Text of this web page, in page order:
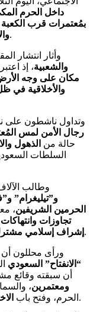
داخل الحرم
بمُعتمرات قرب
.
وأثار انتشار
والشعبية، إذ
مكان على وجه
والأخلاقية في
وتداول ناشطون على
رجال الأمن لمس
حالة من الذهول
السلطات
وطالب
و”تيليغرام”
الحرمين الشريفين،
تجاوزات وانتهاكات
إشراف إسلامي لضمان قدسيتهما.
ورأى محللون أن
“الانفتاح” السعودي
أن سبقته وقائع
ومعتمرين،
الحرم، وفتح باب .